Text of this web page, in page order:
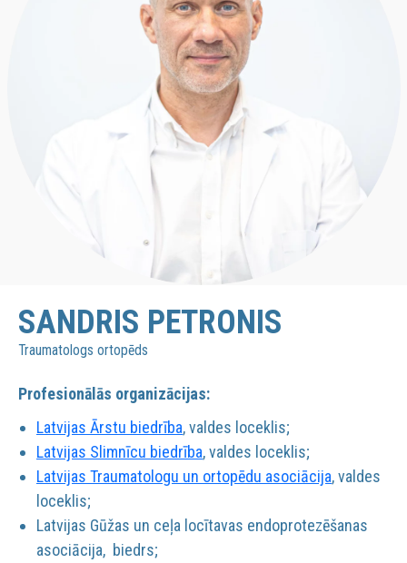
SANDRIS PETRONIS
Traumatologs ortopēds
Profesionālās organizācijas:
Latvijas Ārstu biedrība, valdes loceklis;
Latvijas Slimnīcu biedrība, valdes loceklis;
Latvijas Traumatologu un ortopēdu asociācija, valdes
loceklis;
Latvijas Gūžas un ceļa locītavas endoprotezēšanas
asociācija, biedrs;